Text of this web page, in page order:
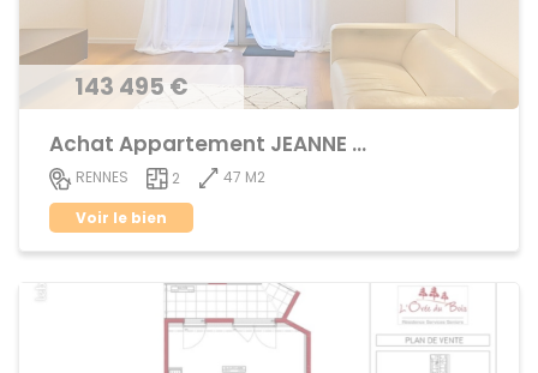
143 495 €
Achat Appartement JEANNE d'ARC - BEAULIEU
RENNES 2
47 M2
Voir le bien